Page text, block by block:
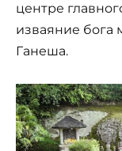
центре
изваяние бога
Ганеша.